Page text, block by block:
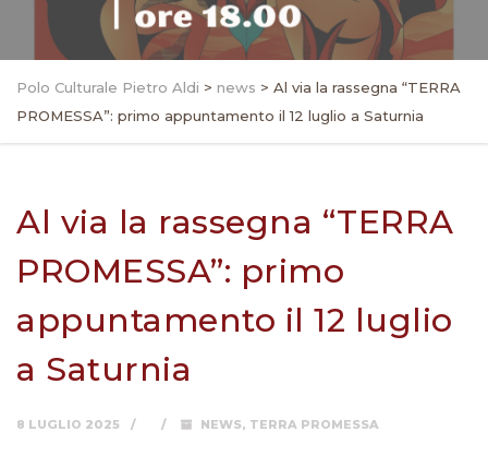
Polo Culturale Pietro Aldi > news > Al via la rassegna “TERRA
PROMESSA”: primo appuntamento il 12 luglio a Saturnia
Al via la rassegna “TERRA
PROMESSA”: primo
appuntamento il 12 luglio
a Saturnia
8 LUGLIO 2025 NEWS, TERRA PROMESSA